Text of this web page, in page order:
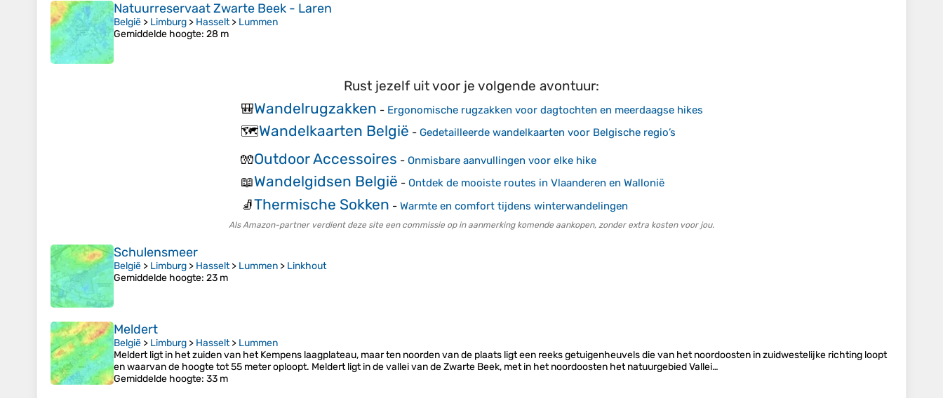
Natuurreservaat Zwarte Beek - Laren
België > Limburg > Hasselt> Lummen
Gemiddelde hoogte: 28 m
Rust jezelf uit voor je volgende avontuur:
🎒Wandelrugzakken - Ergonomische rugzakken voor dagtochten en meerdaagse hikes
🗺️Wandelkaarten België - Gedetailleerde wandelkaarten voor Belgische regio’s
🧤Outdoor Accessoires - Onmisbare aanvullingen voor elke hike
📖Wandelgidsen België - Ontdek de mooiste routes in Vlaanderen en Wallonië
🧦Thermische Sokken - Warmte en comfort tijdens winterwandelingen
Als Amazon-partner verdient deze site een commissie op in aanmerking komende aankopen, zonder extra kosten voor jou.
Schulensmeer
België > Limburg > Hasselt> Lummen > Linkhout
Gemiddelde hoogte: 23 m
Meldert
België > Limburg > Hasselt> Lummen
Meldert ligt in het zuiden van het Kempens laagplateau, maar ten noorden van de plaats ligt een reeks getuigenheuvels die van het noordoosten in zuidwestelijke richting loopt
en waarvan de hoogte tot 55 meter oploopt. Meldert ligt in de vallei van de Zwarte Beek, met in het noordoosten het natuurgebied Vallei…
Gemiddelde hoogte: 33 m